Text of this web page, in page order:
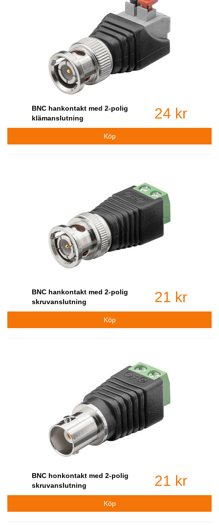
BNC hankontakt med 2-polig
klämanslutning
24 kr
BNC hankontakt med 2-polig
skruvanslutning
21 kr
BNC honkontakt med 2-polig
skruvanslutning
21 kr